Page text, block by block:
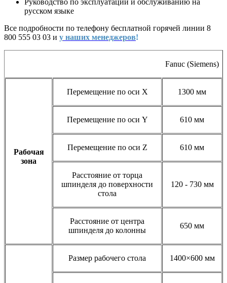
русском языке
Все подробности по телефону бесплатной горячей линии 8
800 555 03 03 и у наших менеджеров!
Fanuc (Siemens)
Рабочая
зона
Перемещение по оси Х 1300 мм
Перемещение по оси Y 610 мм
Перемещение по оси Z 610 мм
Расстояние от торца
шпинделя до поверхности
стола
120 - 730 мм
Расстояние от центра
шпинделя до колонны
650 мм
Размер рабочего стола 1400×600 мм